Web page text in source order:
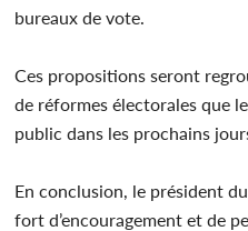
bureaux de vote.
Ces propositions seront
de réformes électorales que le
public dans les prochains
En conclusion, le président du
fort d’encouragement et de